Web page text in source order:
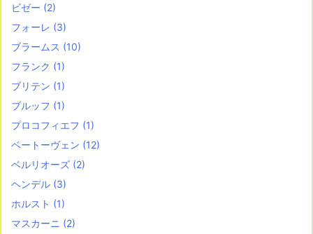
ビゼー (2)
フォーレ (3)
ブラームス (10)
フランク (1)
ブリテン (1)
ブルッフ (1)
プロコフィエフ (1)
ベートーヴェン (12)
ベルリオーズ (2)
ヘンデル (3)
ホルスト (1)
マスカーニ (2)